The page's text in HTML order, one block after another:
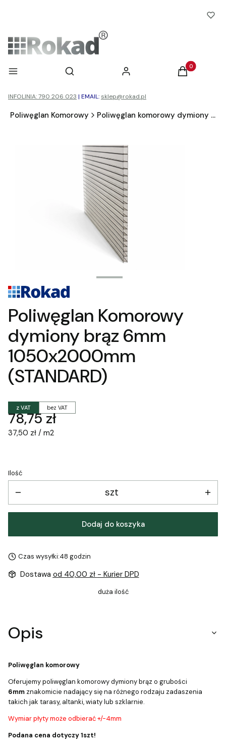
Menu Otwórz wyszukiwarkę
Szukaj Zaloguj się Produkty w
Koszyk
INFOLINIA: 790 206 023 | EMAIL: sklep@rokad.pl
Poliwęglan Komorowy Poliwęglan komorowy dymiony brąz
Poliwęglan Komorowy
dymiony brąz 6mm
1050x2000mm
(STANDARD)
z VAT bez VAT
Cena
78,75 zł
37,50 zł / m2
Ilość
szt
Dodaj do koszyka
Czas wysyłki:48 godzin
Dostawa od 40,00 zł - Kurier DPD
duża ilość
Opis
Poliwęglan komorowy
Oferujemy poliwęglan komorowy dymiony brąz o grubości
6mm znakomicie nadający się na różnego rodzaju zadaszenia
takich jak tarasy, altanki, wiaty lub szklarnie.
Wymiar płyty może odbierać +/-4mm
Podana cena dotyczy 1szt!